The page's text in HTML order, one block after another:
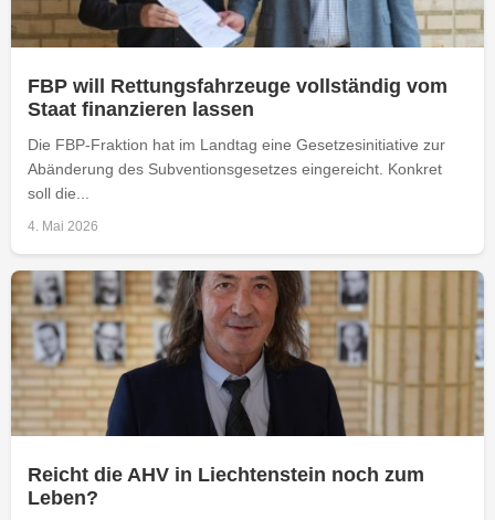
FBP will Rettungsfahrzeuge vollständig vom
Staat finanzieren lassen
Die FBP-Fraktion hat im Landtag eine Gesetzesinitiative zur
Abänderung des Subventionsgesetzes eingereicht. Konkret
soll die...
4. Mai 2026
Reicht die AHV in Liechtenstein noch zum
Leben?